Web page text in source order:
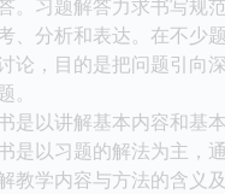
。习题解答力求书写规
、分析和表达。在不少
论，目的是把问题引向
。
以讲解基本内容和基
是以习题的解法为主，
教学内容与方法的含义